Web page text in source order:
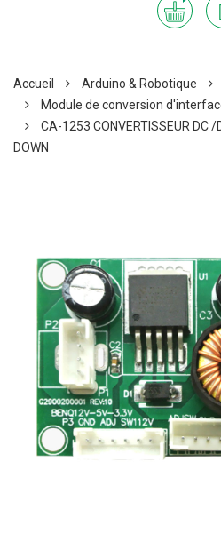
Accueil Arduino & Robotique
Module de conversion
CA-1253 CONVERTISSEUR DC
DOWN